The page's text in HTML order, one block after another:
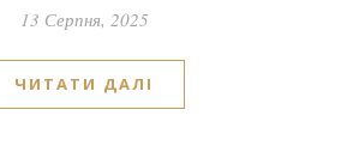
13 Серпня, 2025
ЧИТАТИ ДАЛІ